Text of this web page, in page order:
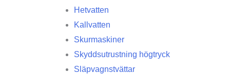
Hetvatten
Kallvatten
Skurmaskiner
Skyddsutrustning högtryck
Släpvagnstvättar